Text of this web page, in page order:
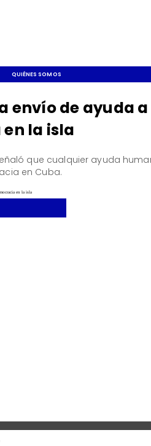
QUIÉNES SOMOS
envío de ayuda
la isla
que cualquier ayuda
en Cuba.